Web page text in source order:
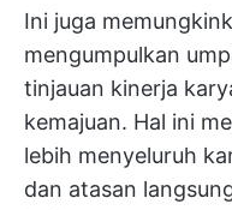
Ini juga
mengumpulkan
tinjauan kinerja
kemajuan. Hal ini
lebih menyeluruh
dan atasan